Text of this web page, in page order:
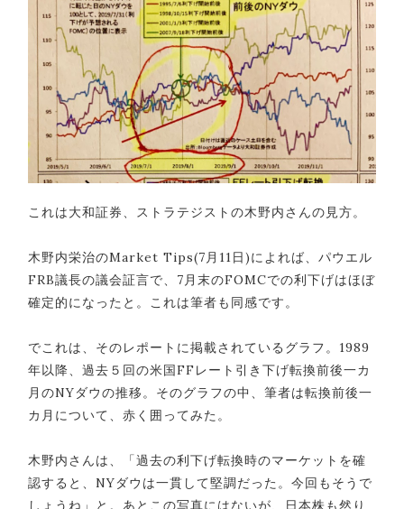
これは大和証券、ストラテジストの木野内さんの見方。
木野内栄治のMarket Tips(7月11日)によれば、パウエル
FRB議長の議会証言で、7月末のFOMCでの利下げはほぼ
確定的になったと。これは筆者も同感です。
でこれは、そのレポートに掲載されているグラフ。1989
年以降、過去５回の米国FFレート引き下げ転換前後一カ
月のNYダウの推移。そのグラフの中、筆者は転換前後一
カ月について、赤く囲ってみた。
木野内さんは、「過去の利下げ転換時のマーケットを確
認すると、NYダウは一貫して堅調だった。今回もそうで
しょうね」と。あとこの写真にはないが、日本株も然り